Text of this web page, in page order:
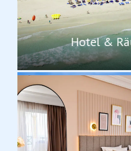
Hotel &